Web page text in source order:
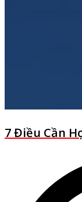
7 Điều Cần